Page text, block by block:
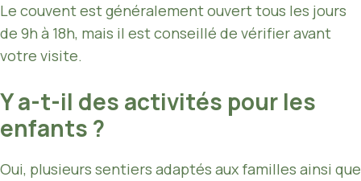
Le couvent est généralement ouvert tous les jours
de 9h à 18h, mais il est conseillé de vérifier avant
votre visite.
Y a-t-il des activités pour les
enfants ?
Oui, plusieurs sentiers adaptés aux familles ainsi que